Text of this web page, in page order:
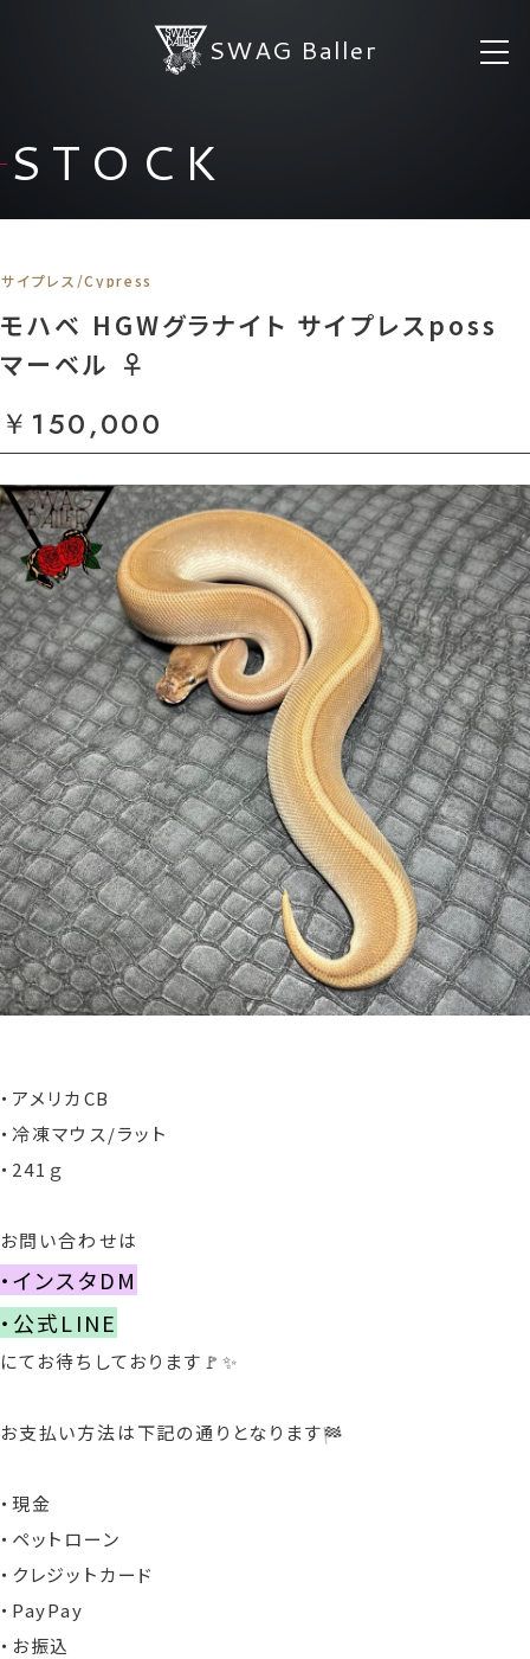
SWAG Baller
STOCK
サイプレス/Cypress
モハベ HGWグラナイト サイプレスposs
マーベル ♀
￥150,000
・アメリカCB
・冷凍マウス/ラット
・241ｇ
お問い合わせは
・インスタDM
・公式LINE
にてお待ちしております🚩✨
お支払い方法は下記の通りとなります
・現金
・ペットローン
・クレジットカード
・PayPay
・お振込